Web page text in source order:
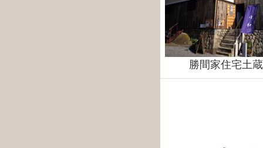
勝間家住宅土